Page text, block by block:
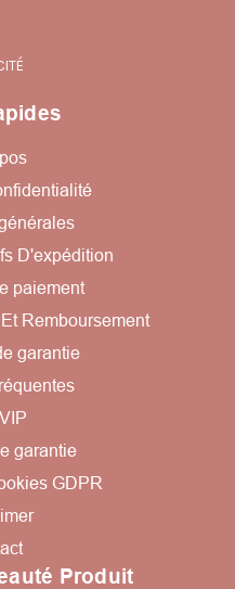
D'expédition
paiement
Remboursement
garantie
garantie
GDPR
Produit